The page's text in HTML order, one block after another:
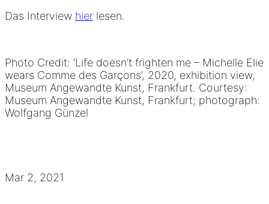
Das Interview hier lesen.
Photo Credit: ‘Life doesn’t frighten me – Michelle Elie
wears Comme des Garçons’, 2020, exhibition view,
Museum Angewandte Kunst, Frankfurt. Courtesy:
Museum Angewandte Kunst, Frankfurt; photograph:
Wolfgang Günzel
Mar 2, 2021